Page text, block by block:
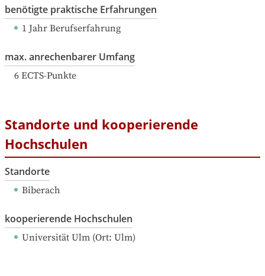
benötigte praktische Erfahrungen
1 Jahr Berufserfahrung
max. anrechenbarer Umfang
6 ECTS-Punkte
Standorte und kooperierende
Hochschulen
Standorte
Biberach
kooperierende Hochschulen
Universität Ulm (Ort: Ulm)